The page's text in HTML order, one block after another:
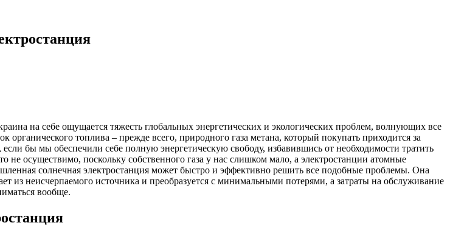
на себе ощущается тяжесть глобальных энергетических и экологических проблем, волнующих все
органического топлива – прежде всего, природного газа метана, который покупать приходится за
бы мы обеспечили себе полную энергетическую свободу, избавившись от необходимости тратить
не осуществимо, поскольку собственного газа у нас слишком мало, а электростанции атомные
солнечная электростанция может быстро и эффективно решить все подобные проблемы. Она
из неисчерпаемого источника и преобразуется с минимальными потерями, а затраты на обслуживание
вообще.